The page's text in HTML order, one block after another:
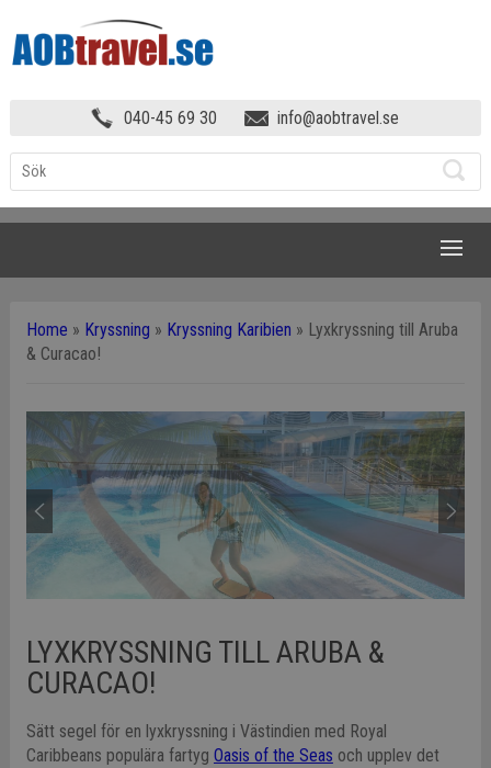
040-45 69 30 info@aobtravel.se
Home » Kryssning » Kryssning Karibien » Lyxkryssning till Aruba
& Curacao!
LYXKRYSSNING TILL ARUBA &
CURACAO!
Sätt segel för en lyxkryssning i Västindien med Royal
Caribbeans populära fartyg Oasis of the Seas och upplev det